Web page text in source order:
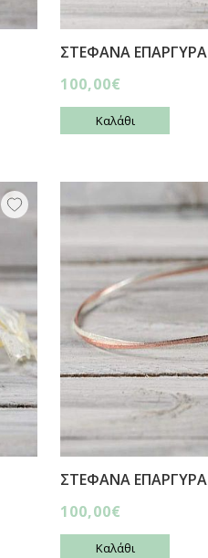
ΣΤΕΦΑΝΑ ΕΠΑΡΓΥΡΑ
100,00€
Καλάθι
ΣΤΕΦΑΝΑ ΕΠΑΡΓΥΡΑ
100,00€
Καλάθι